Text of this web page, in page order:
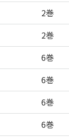
2巻
2巻
6巻
6巻
6巻
6巻